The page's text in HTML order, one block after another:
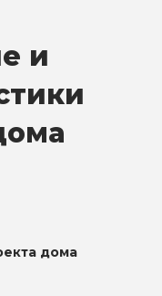
и
дома